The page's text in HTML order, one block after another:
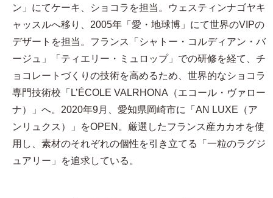
ン」にてケーキ、ショコラを担当。ウェスティンナゴヤキ
ャッスルへ移り、2005年「愛・地球博」にて世界のVIPの
デザートを担当。フランス「シャトー・コルディアン・バ
ージュ」「ティエリー・ミュロップ」での研修を経て、チ
ョコレートづくりの技術を高めるため、世界的なショコラ
専門技術校「L’ÉCOLE VALRHONA（エコール・ヴァロー
ナ）」へ。2020年9月、愛知県岡崎市に「AN LUXE（ア
ンリュクス）」をOPEN。厳選したフランス産カカオを使
用し、素材のそれぞれの個性を引き立てる「一粒のラグジ
ュアリー」を追求している。